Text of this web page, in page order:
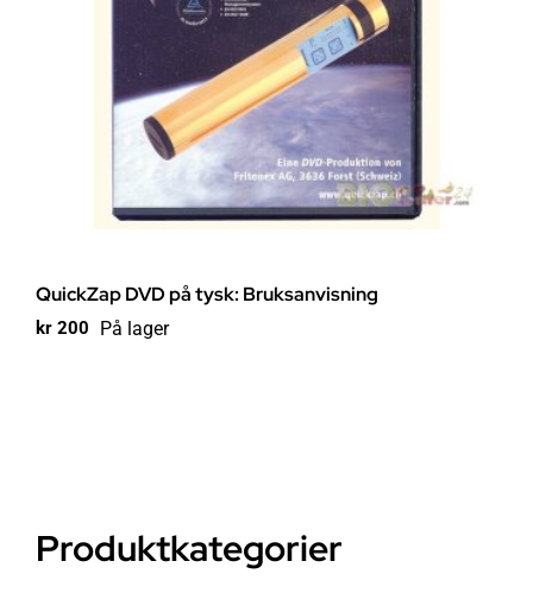
QuickZap DVD på tysk: Bruksanvisning
kr 200 På lager
Produktkategorier